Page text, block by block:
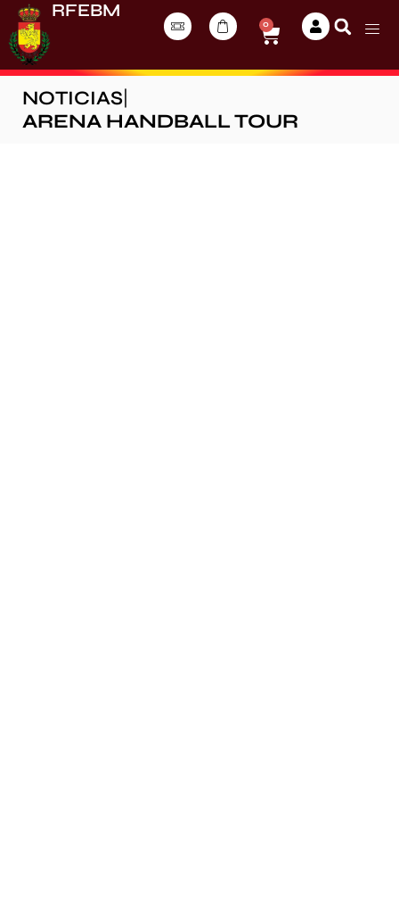
RFEBM
0
NOTICIAS
ARENA HANDBALL TOUR